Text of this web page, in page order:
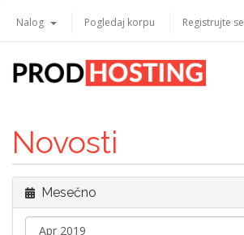
Nalog Pogledaj korpu Registrujte se
Novosti
Mesečno